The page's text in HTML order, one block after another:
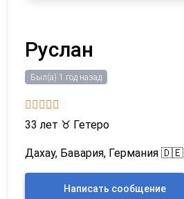
Руслан
Был(а) 1 год назад
33 лет ♉ Гетеро
Дахау, Бавария, Германия 🇩🇪
Написать сообщение